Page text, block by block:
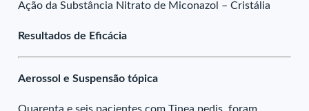
Ação da Substância Nitrato de Miconazol – Cristália
Resultados de Eficácia
Aerossol e Suspensão tópica